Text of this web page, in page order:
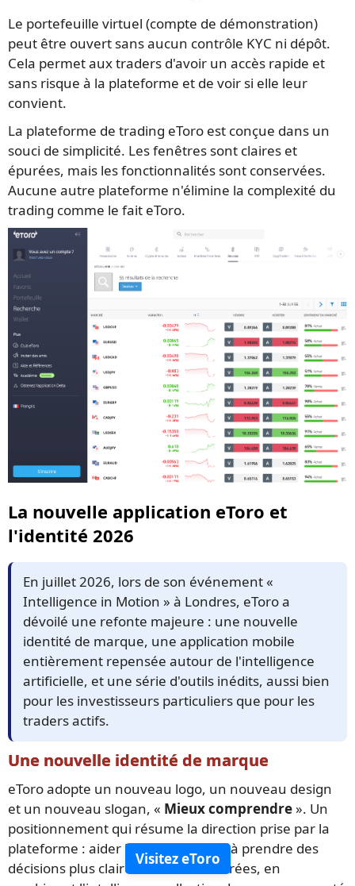
Le portefeuille virtuel (compte de démonstration)
peut être ouvert sans aucun contrôle KYC ni dépôt.
Cela permet aux traders d'avoir un accès rapide et
sans risque à la plateforme et de voir si elle leur
convient.
La plateforme de trading eToro est conçue dans un
souci de simplicité. Les fenêtres sont claires et
épurées, mais les fonctionnalités sont conservées.
Aucune autre plateforme n'élimine la complexité du
trading comme le fait eToro.
La nouvelle application eToro et
l'identité 2026
En juillet 2026, lors de son événement «
Intelligence in Motion » à Londres, eToro a
dévoilé une refonte majeure : une nouvelle
identité de marque, une application mobile
entièrement repensée autour de l'intelligence
artificielle, et une série d'outils inédits, aussi bien
pour les investisseurs particuliers que pour les
traders actifs.
Une nouvelle identité de marque
eToro adopte un nouveau logo, un nouveau design
et un nouveau slogan, « Mieux comprendre». Un
positionnement qui résume la direction prise par la
plateforme : aider les investisseurs à prendre des
décisions plus claires et mieux éclairées, en
Visitez eToro